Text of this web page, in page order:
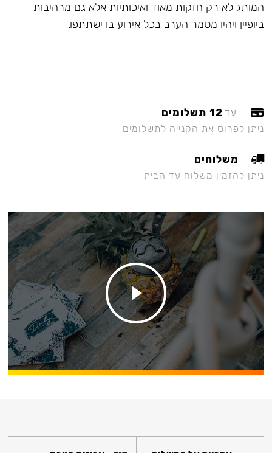
המותג לא רק חזקות מאוד ואיכותיות אלא גם מרהיבות
ביופיין ויהיו מסמר הערב בכל אירוע בו ישתתפו.
עד 12 תשלומים
ניתן לפרוס את הקנייה לתשלומים
משלוחים
ניתן להזמין משלוח עד הבית